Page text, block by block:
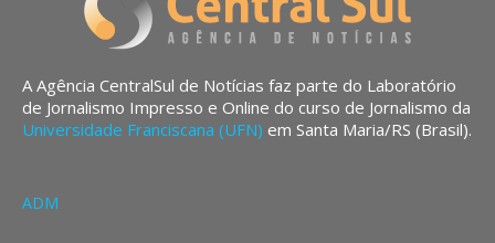
A Agência CentralSul de Notícias faz parte do Laboratório
de Jornalismo Impresso e Online do curso de Jornalismo da
Universidade Franciscana (UFN) em Santa Maria/RS (Brasil).
ADM